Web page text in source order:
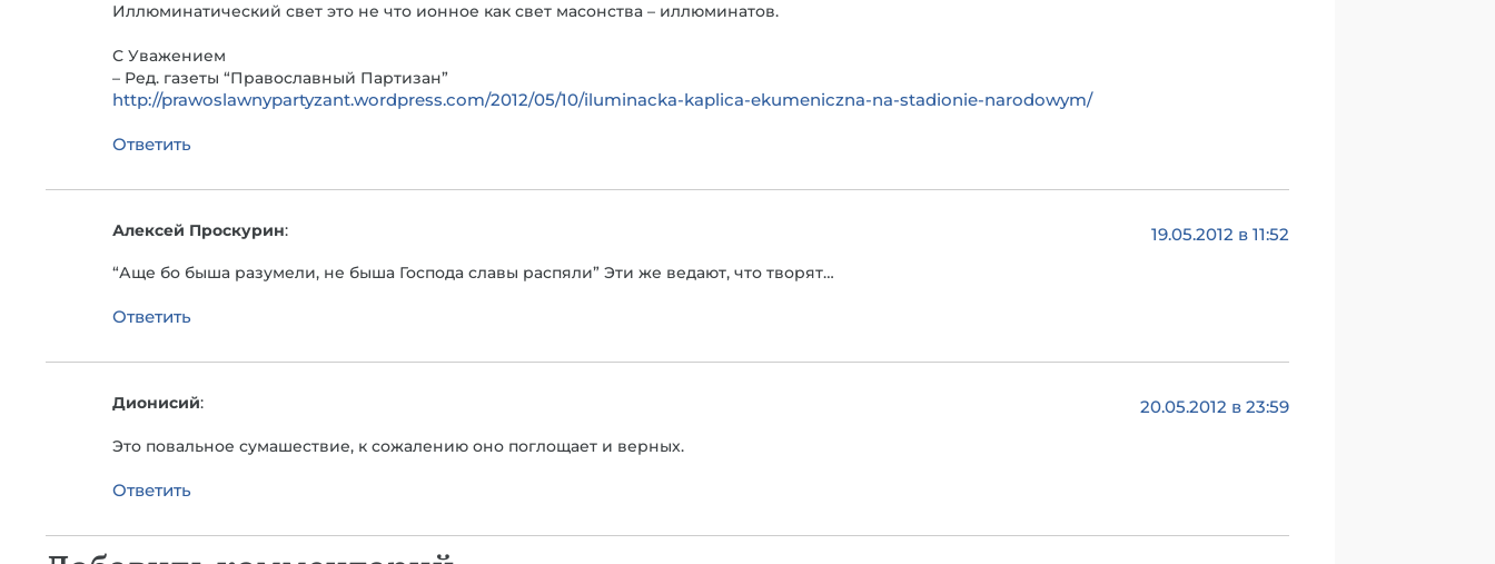
Иллюминатический свет это не что ионное как свет масонства – иллюминатов.
С Уважением
– Ред. газеты “Православный Партизан”
http://prawoslawnypartyzant.wordpress.com/2012/05/10/iluminacka-kaplica-ekumeniczna-na-stadionie-narodowym/
Ответить
Алексей Проскурин: 19.05.2012 в 11:52
“Аще бо быша разумели, не быша Господа славы распяли” Эти же ведают, что творят…
Ответить
Дионисий: 20.05.2012 в 23:59
Это повальное сумашествие, к сожалению оно поглощает и верных.
Ответить